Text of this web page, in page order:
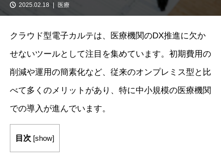
2025.02.18 医療
クラウド型電子カルテは、医療機関のDX推進に欠か
せないツールとして注目を集めています。初期費用の
削減や運用の簡素化など、従来のオンプレミス型と比
べて多くのメリットがあり、特に中小規模の医療機関
での導入が進んでいます。
目次 [show]